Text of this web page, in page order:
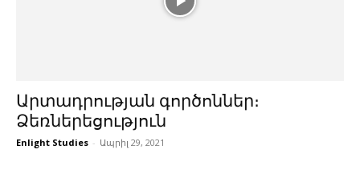
Արտադրության գործոններ։
Ձեռներեցություն
Enlight Studies - Ապրիլ 29, 2021